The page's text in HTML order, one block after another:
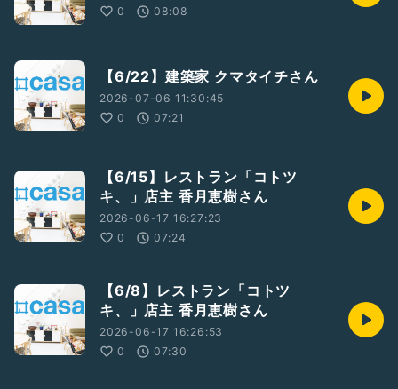
0
08:08
【6/22】建築家 クマタイチさん
2026-07-06 11:30:45
0
07:21
【6/15】レストラン「コトツ
キ、」店主 香月恵樹さん
2026-06-17 16:27:23
0
07:24
【6/8】レストラン「コトツ
キ、」店主 香月恵樹さん
2026-06-17 16:26:53
0
07:30